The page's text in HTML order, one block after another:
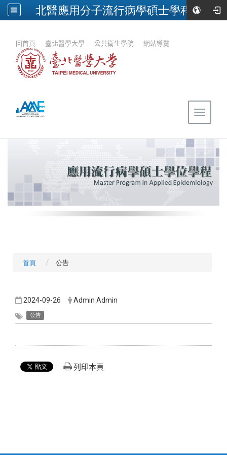
北醫應用分子流行病學碩士學程
回首頁 臺北醫學大學 公共衛生學院 網站導覽
Toggle
首頁 公告
2024-09-26 Admin Admin
公告
列印本頁